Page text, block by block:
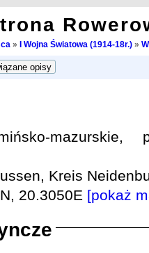
» I Wojna Światowa (1914-18r.)»
Kreis
20.3050E [pokaż